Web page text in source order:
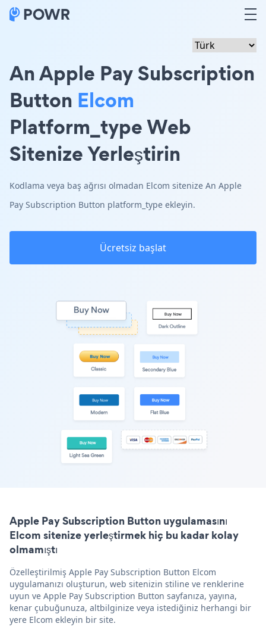
An Apple Pay Subscription
Button Elcom
Platform_type Web
Sitenize Yerleştirin
Kodlama veya baş ağrısı olmadan Elcom sitenize An Apple
Pay Subscription Button platform_type ekleyin.
Ücretsiz başlat
Apple Pay Subscription Button uygulamasını
Elcom sitenize yerleştirmek hiç bu kadar kolay
olmamıştı
Özelleştirilmiş Apple Pay Subscription Button Elcom
uygulamanızı oluşturun, web sitenizin stiline ve renklerine
uyun ve Apple Pay Subscription Button sayfanıza, yayına,
kenar çubuğunuza, altbilginize veya istediğiniz herhangi bir
yere Elcom ekleyin bir site.